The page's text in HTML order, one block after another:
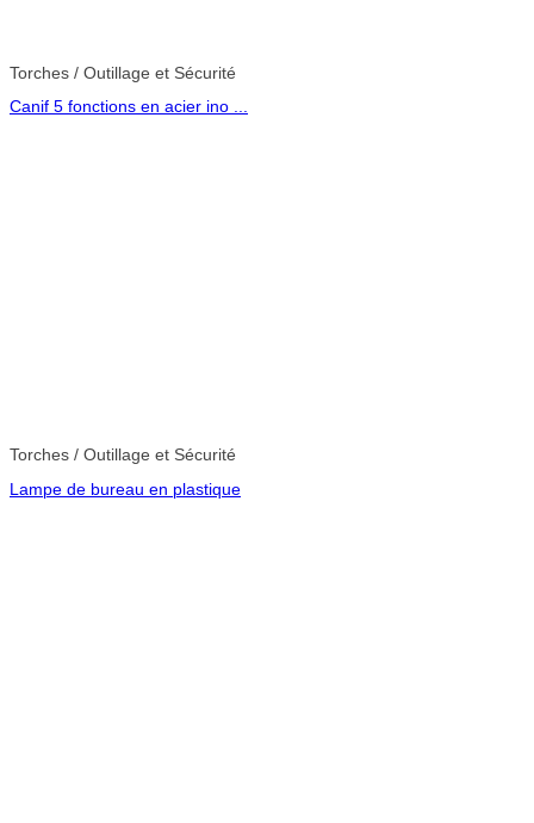
Torches / Outillage et Sécurité
Canif 5 fonctions en acier ino ...
Torches / Outillage et Sécurité
Lampe de bureau en plastique